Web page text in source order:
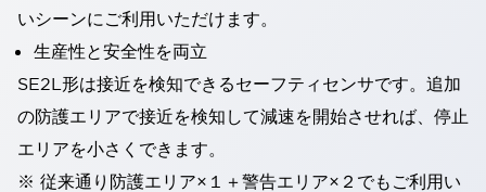
いシーンにご利用いただけます。
生産性と安全性を両立
SE2L形は接近を検知できるセーフティセンサです。追加
の防護エリアで接近を検知して減速を開始させれば、停止
エリアを小さくできます。
※ 従来通り防護エリア×１＋警告エリア×２でもご利用い